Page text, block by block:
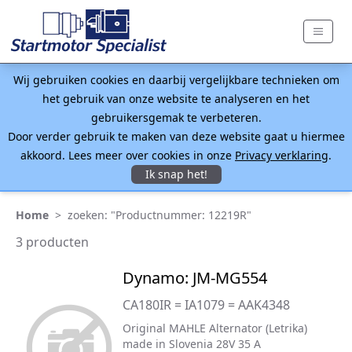
Wij gebruiken cookies en daarbij vergelijkbare technieken om
het gebruik van onze website te analyseren en het
gebruikersgemak te verbeteren.
Door verder gebruik te maken van deze website gaat u hiermee
akkoord. Lees meer over cookies in onze Privacy verklaring.
Ik snap het!
Home > zoeken: "Productnummer: 12219R"
3 producten
Dynamo: JM-MG554
CA180IR = IA1079 = AAK4348
Original MAHLE Alternator (Letrika)
made in Slovenia 28V 35 A